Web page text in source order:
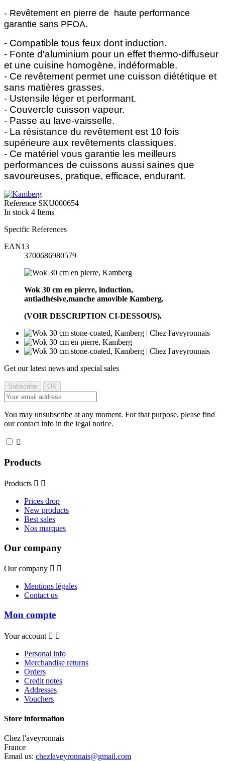
- Revêtement en pierre de haute performance
garantie sans PFOA.
- Compatible tous feux dont induction.
- Fonte d'aluminium pour un effet thermo-diffuseur
et une cuisine homogène, indéformable.
- Ce revêtement permet une cuisson diététique et
sans matières grasses.
- Ustensile léger et performant.
- Couvercle cuisson vapeur.
- Passe au lave-vaisselle.
- La résistance du revêtement est 10 fois
supérieure aux revêtements classiques.
- Ce matériel vous garantie les meilleurs
performances de cuissons aussi saines que
savoureuses, pratique, efficace, endurant.
Reference SKU000654
In stock 4 Items
Specific References
EAN13
3700686980579
Wok 30 cm en pierre, induction,
antiadhésive,manche amovible Kamberg.
(VOIR DESCRIPTION CI-DESSOUS).
Get our latest news and special sales
You may unsubscribe at any moment. For that purpose, please find
our contact info in the legal notice.

Products
Products  
Prices drop
New products
Best sales
Nos marques
Our company
Our company  
Mentions légales
Contact us
Mon compte
Your account  
Personal info
Merchandise returns
Orders
Credit notes
Addresses
Vouchers
Store information
Chez l'aveyronnais
France
Email us: chezlaveyronnais@gmail.com